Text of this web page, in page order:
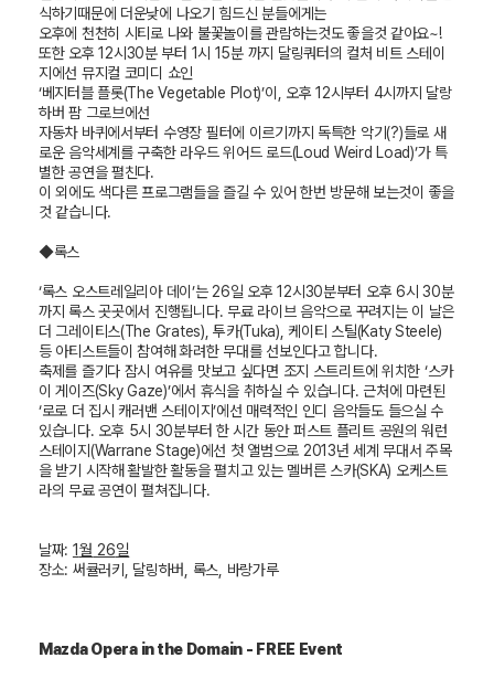
식하기때문에 더운낮에 나오기 힘드신 분들에게는
오후에 천천히 시티로 나와 불꽃놀이를 관람하는것도 좋을것 같아요~!
또한 오후 12시30분 부터 1시 15분 까지 달링쿼터의 컬처 비트 스테이
지에선 뮤지컬 코미디 쇼인
‘베지터블 플롯(The Vegetable Plot)’이 , 오후 12시부터 4시까지 달랑
하버 팜 그로브에선
자동차 바퀴에서부터 수영장 필터에 이르기까지 독특한 악기(?)들로 새
로운 음악세계를 구축한 라우드 위어드 로드(Loud Weird Load)’가 특
별한 공연을 펼친다.
이 외에도 색다른 프로그램들을 즐길 수 있어 한번 방문해 보는것이 좋을
것 같습니다.
◆록스
‘록스 오스트레일리아 데이’는26일 오후 12시30분부터 오후 6시 30분
까지 록스 곳곳에서 진행됩니다. 무료 라이브 음악으로 꾸려지는 이 날은
더 그레이티스(The Grates),투카(Tuka),케이티 스틸(Katy Steele)
등 아티스트들이 참여해 화려한 무대를 선보인다고 합니다.
축제를 즐기다 잠시 여유를 맛보고 싶다면 조지 스트리트에 위치한 ‘스카
이 게이즈(Sky Gaze)’에서 휴식을 취하실 수 있습니다.근처에 마련된
‘로로 더 집시 캐러밴 스테이지’에선 매력적인 인디 음악들도 들으실 수
있습니다. 오후 5시 30분부터 한 시간 동안 퍼스트 플리트 공원의 워런
스테이지(Warrane Stage)에선 첫 앨범으로 2013년 세계 무대서 주목
을 받기 시작해 활발한 활동을 펼치고 있는 멜버른 스카(SKA) 오케스트
라의 무료 공연이 펼쳐집니다.
날짜: 1월 26일
장소: 써큘러키 , 달링하버, 록스, 바랑가루
Mazda Opera in the Domain - FREE Event